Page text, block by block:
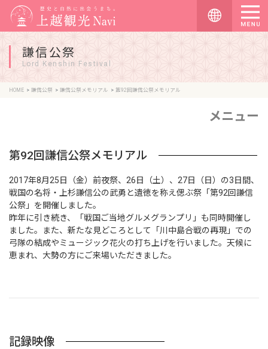
謙信公祭
Lord Kenshin Festival
HOME 謙信公祭 謙信公祭メモリアル 第92回謙信公祭メモリアル
メニュー
第92回謙信公祭メモリアル
2017年8月25日（金）前夜祭、26日（土）、27日（日）の3日間、
戦国の名将・上杉謙信公の武勇と遺徳を称え偲ぶ祭「第92回謙信
公祭」を開催しました。
昨年に引き続き、「戦国ご当地グルメグランプリ」も同時開催し
ました。また、新たな見どころとして「川中島合戦の再現」での
弓隊の結成やミュージック花火の打ち上げを行いました。天候に
恵まれ、大勢の方にご来場いただきました。
記録映像